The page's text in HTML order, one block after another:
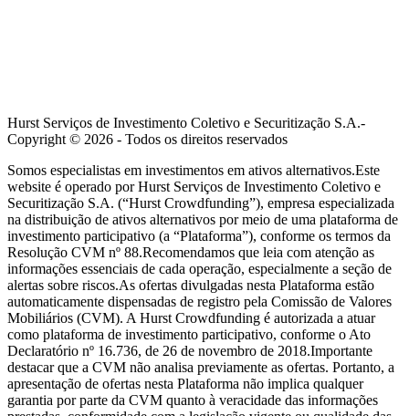
Hurst Serviços de Investimento Coletivo e Securitização S.A.-
Copyright © 2026 - Todos os direitos reservados
Somos especialistas em investimentos em ativos alternativos.Este
website é operado por Hurst Serviços de Investimento Coletivo e
Securitização S.A. (“Hurst Crowdfunding”), empresa especializada
na distribuição de ativos alternativos por meio de uma plataforma de
investimento participativo (a “Plataforma”), conforme os termos da
Resolução CVM nº 88.Recomendamos que leia com atenção as
informações essenciais de cada operação, especialmente a seção de
alertas sobre riscos.As ofertas divulgadas nesta Plataforma estão
automaticamente dispensadas de registro pela Comissão de Valores
Mobiliários (CVM). A Hurst Crowdfunding é autorizada a atuar
como plataforma de investimento participativo, conforme o Ato
Declaratório nº 16.736, de 26 de novembro de 2018.Importante
destacar que a CVM não analisa previamente as ofertas. Portanto, a
apresentação de ofertas nesta Plataforma não implica qualquer
garantia por parte da CVM quanto à veracidade das informações